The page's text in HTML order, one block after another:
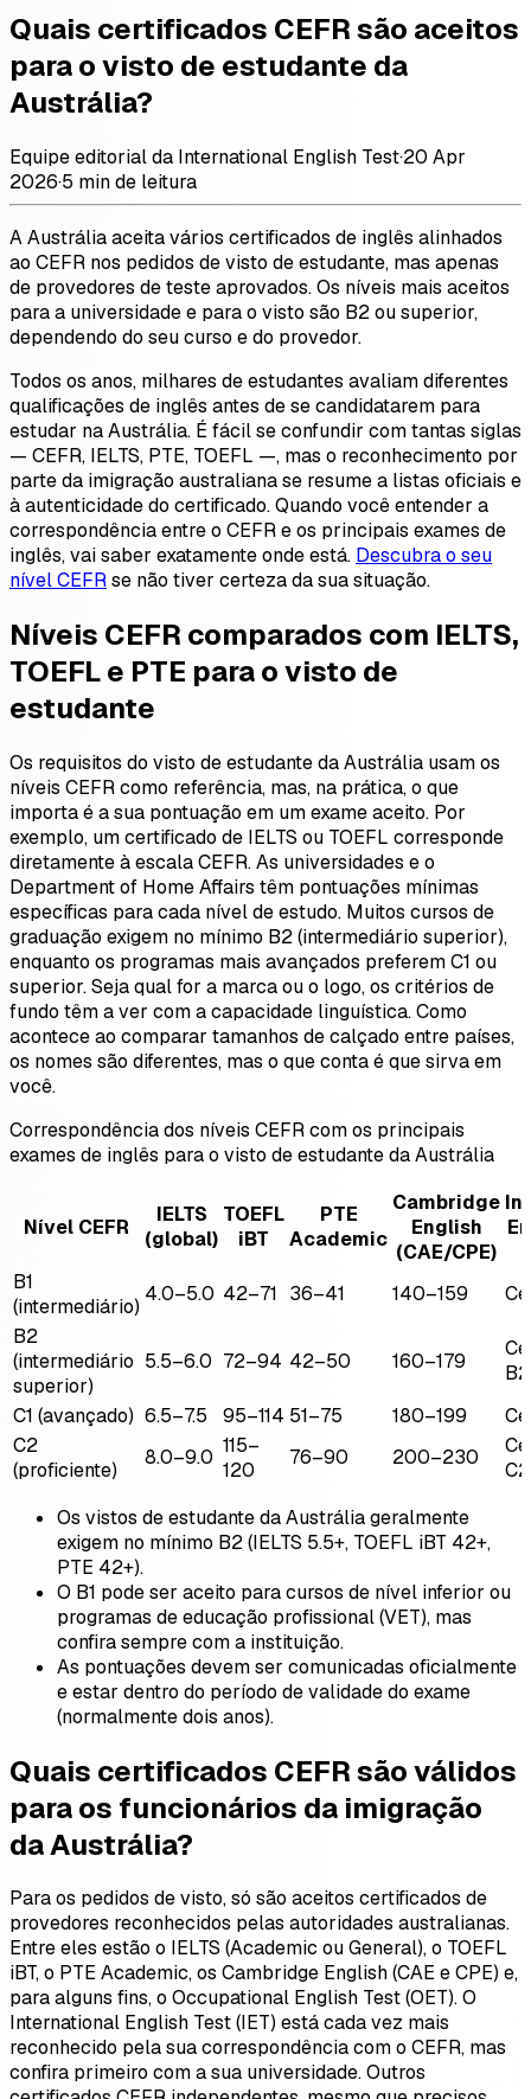
Quais certificados CEFR são aceitos
para o visto de estudante da
Austrália?
Equipe editorial da International English Test·20 Apr
2026·5 min de leitura
A Austrália aceita vários certificados de inglês alinhados
ao CEFR nos pedidos de visto de estudante, mas apenas
de provedores de teste aprovados. Os níveis mais aceitos
para a universidade e para o visto são B2 ou superior,
dependendo do seu curso e do provedor.
Todos os anos, milhares de estudantes avaliam diferentes
qualificações de inglês antes de se candidatarem para
estudar na Austrália. É fácil se confundir com tantas siglas
— CEFR, IELTS, PTE, TOEFL —, mas o reconhecimento por
parte da imigração australiana se resume a listas oficiais e
à autenticidade do certificado. Quando você entender a
correspondência entre o CEFR e os principais exames de
inglês, vai saber exatamente onde está. Descubra o seu
nível CEFRse não tiver certeza da sua situação.
Níveis CEFR comparados com IELTS,
TOEFL e PTE para o visto de
estudante
Os requisitos do visto de estudante da Austrália usam os
níveis CEFR como referência, mas, na prática, o que
importa é a sua pontuação em um exame aceito. Por
exemplo, um certificado de IELTS ou TOEFL corresponde
diretamente à escala CEFR. As universidades e o
Department of Home Affairs têm pontuações mínimas
específicas para cada nível de estudo. Muitos cursos de
graduação exigem no mínimo B2 (intermediário superior),
enquanto os programas mais avançados preferem C1 ou
superior. Seja qual for a marca ou o logo, os critérios de
fundo têm a ver com a capacidade linguística. Como
acontece ao comparar tamanhos de calçado entre países,
os nomes são diferentes, mas o que conta é que sirva em
você.
Correspondência dos níveis CEFR com os principais
exames de inglês para o visto de estudante da Austrália
Nível CEFR
IELTS
(global)
TOEFL
iBT
PTE
Academic
Cambridge
English
(CAE/CPE)
B1
(intermediário)
4.0–5.0 42–71 36–41 140–159
B2
(intermediário
superior)
5.5–6.0 72–94 42–50 160–179
B2
C1 (avançado) 6.5–7.5 95–114 51–75 180–199
C2
(proficiente)
8.0–9.0 115–
120
76–90 200–230
C2
Os vistos de estudante da Austrália geralmente
exigem no mínimo B2 (IELTS 5.5+, TOEFL iBT 42+,
PTE 42+).
O B1 pode ser aceito para cursos de nível inferior ou
programas de educação profissional (VET), mas
confira sempre com a instituição.
As pontuações devem ser comunicadas oficialmente
e estar dentro do período de validade do exame
(normalmente dois anos).
Quais certificados CEFR são válidos
para os funcionários da imigração
da Austrália?
Para os pedidos de visto, só são aceitos certificados de
provedores reconhecidos pelas autoridades australianas.
Entre eles estão o IELTS (Academic ou General), o TOEFL
iBT, o PTE Academic, os Cambridge English (CAE e CPE) e,
para alguns fins, o Occupational English Test (OET). O
International English Test (IET) está cada vez mais
reconhecido pela sua correspondência com o CEFR, mas
confira primeiro com a sua universidade. Outros